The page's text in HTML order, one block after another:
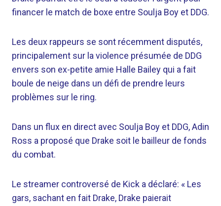
financer le match de boxe entre Soulja Boy et DDG.
Les deux rappeurs se sont récemment disputés,
principalement sur la violence présumée de DDG
envers son ex-petite amie Halle Bailey qui a fait
boule de neige dans un défi de prendre leurs
problèmes sur le ring.
Dans un flux en direct avec Soulja Boy et DDG, Adin
Ross a proposé que Drake soit le bailleur de fonds
du combat.
Le streamer controversé de Kick a déclaré: « Les
gars, sachant en fait Drake, Drake paierait